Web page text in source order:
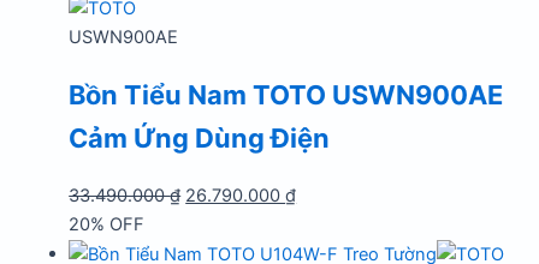
USWN900AE
Bồn Tiểu Nam TOTO USWN900AE
Cảm Ứng Dùng Điện
33.490.000₫ Giá
là:
26.790.000₫Giá
tại
20% OFF